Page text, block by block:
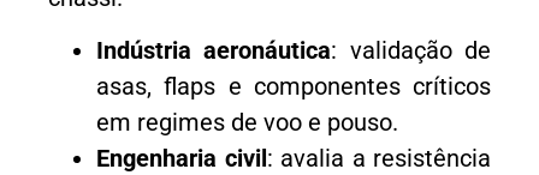
Indústria aeronáutica: validação de
asas, flaps e componentes críticos
em regimes de voo e pouso.
Engenharia civil: avalia a resistência